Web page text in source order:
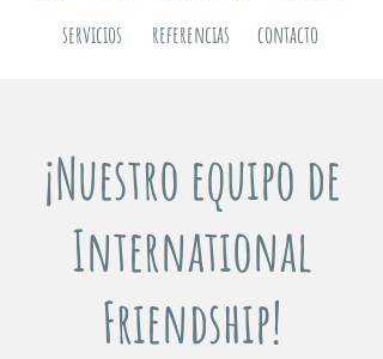
referencias
contacto
servicios
¡Nuestro equipo de
International
Friendship!